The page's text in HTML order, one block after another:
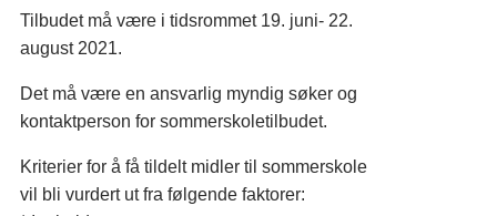
Tilbudet må være i tidsrommet 19. juni- 22.
august 2021.
Det må være en ansvarlig myndig søker og
kontaktperson for sommerskoletilbudet.
Kriterier for å få tildelt midler til sommerskole
vil bli vurdert ut fra følgende faktorer: